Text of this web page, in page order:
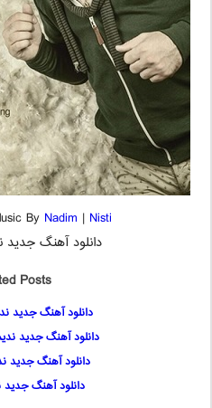
By Nadim | Nisti
دانلود آهنگ جدید
Posts:
دانلود آهنگ جدید
دانلود آهنگ جدید
دانلود آهنگ جدید
دانلود آهنگ جدید